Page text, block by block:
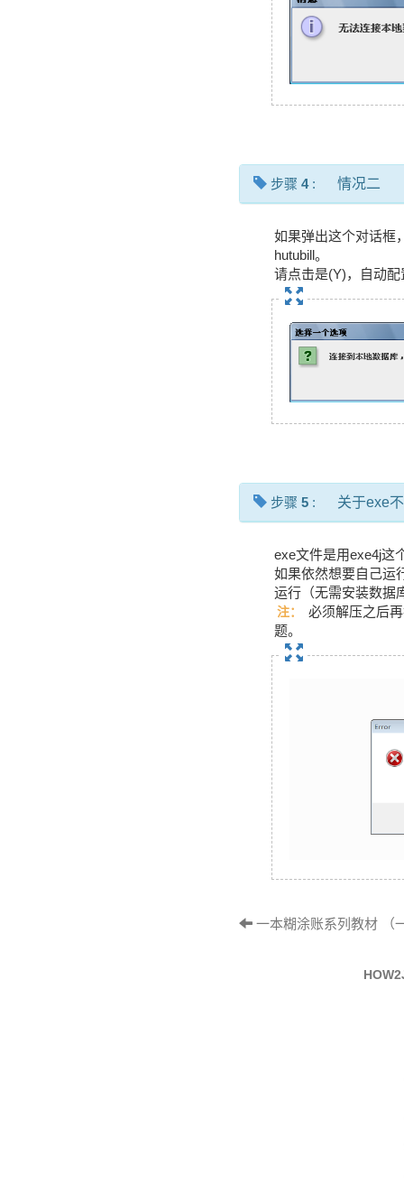
步骤 4: 情况二
如果弹出这个对话框
hutubill。
请点击是(Y)，自动
步骤 5 : 关于exe
exe文件是用exe4j这
如果依然想要自己运
运行（无需安装数据
注：
必须解压之后
题。
一本糊涂账系列教材 （